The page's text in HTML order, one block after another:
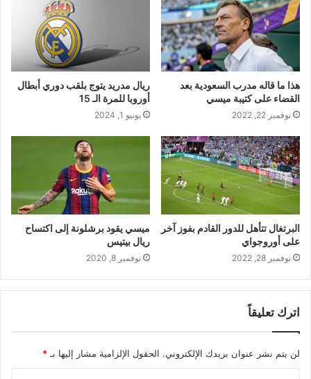
هذا ما قاله مدرب السعودية بعد
القضاء على كتيبة ميسي
نوفمبر 22, 2022
ريال مدريد يتوج بلقب دوري أبطال
أوروبا للمرة الـ 15
يونيو 1, 2024
البرتغال تتأهل للدور القادم بفوز آخر
على أوروجواي
نوفمبر 28, 2022
ميسي يقود برشلونة إلى اكتساح
ريال بيتيس
نوفمبر 8, 2020
اترك تعليقاً
لن يتم نشر عنوان بريدك الإلكتروني. الحقول الإلزامية مشار إليها بـ *